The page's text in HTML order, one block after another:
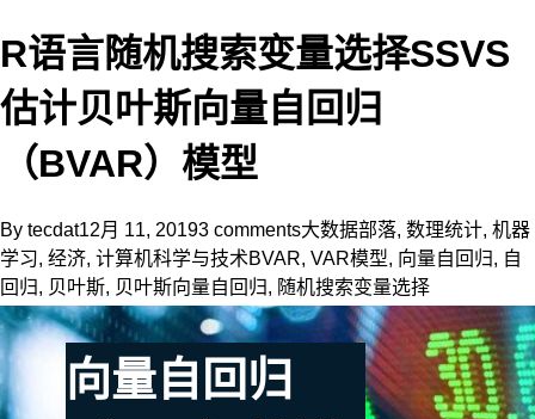
R语言随机搜索变量选择SSVS
估计贝叶斯向量自回归
（BVAR）模型
By tecdat12月 11, 20193 comments大数据部落, 数理统计, 机器
学习, 经济, 计算机科学与技术BVAR, VAR模型, 向量自回归, 自
回归, 贝叶斯, 贝叶斯向量自回归, 随机搜索变量选择
向量自回归